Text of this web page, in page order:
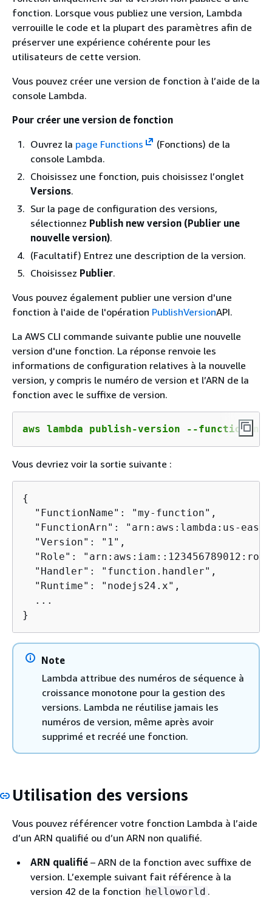
fonction. Lorsque vous publiez une version, Lambda
verrouille le code et la plupart des paramètres afin de
préserver une expérience cohérente pour les
utilisateurs de cette version.
Vous pouvez créer une version de fonction à l’aide de la
console Lambda.
Pour créer une version de fonction
Ouvrez la page Functions
(Fonctions) de la
console Lambda.
Choisissez une fonction, puis choisissez l’onglet
Versions.
Sur la page de configuration des versions,
sélectionnez Publish new version (Publier une
nouvelle version).
(Facultatif) Entrez une description de la version.
Choisissez Publier.
Vous pouvez également publier une version d'une
fonction à l'aide de l'opération PublishVersionAPI.
La AWS CLI commande suivante publie une nouvelle
version d'une fonction. La réponse renvoie les
informations de configuration relatives à la nouvelle
version, y compris le numéro de version et l’ARN de la
fonction avec le suffixe de version.
aws lambda publish-version --function-
Vous devriez voir la sortie suivante :
{
  "FunctionName": "my-function",
"FunctionArn": "arn:aws:lambda:us-
  "Version": "1",
"Role":
  "Handler": "function.handler",
  "Runtime": "nodejs24.x",
  ...
}
Note
Lambda attribue des numéros de séquence à
croissance monotone pour la gestion des
versions. Lambda ne réutilise jamais les
numéros de version, même après avoir
supprimé et recréé une fonction.
Utilisation des versions
Vous pouvez référencer votre fonction Lambda à l’aide
d’un ARN qualifié ou d’un ARN non qualifié.
ARN qualifié – ARN de la fonction avec suffixe de
version. L’exemple suivant fait référence à la
version 42 de la fonction helloworld .